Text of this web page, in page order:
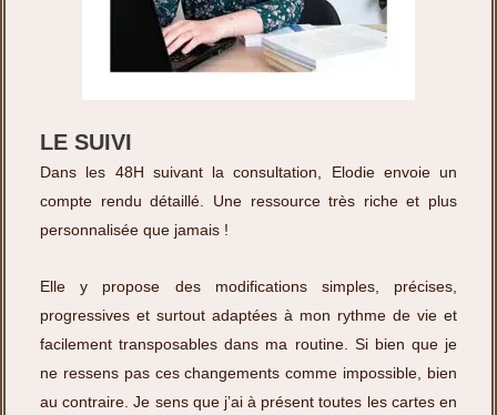
LE SUIVI
Dans les 48H suivant la consultation, Elodie envoie un
compte rendu détaillé. Une ressource très riche et plus
personnalisée que jamais !
Elle y propose des modifications simples, précises,
progressives et surtout adaptées à mon rythme de vie et
facilement transposables dans ma routine. Si bien que je
ne ressens pas ces changements comme impossible, bien
au contraire. Je sens que j’ai à présent toutes les cartes en